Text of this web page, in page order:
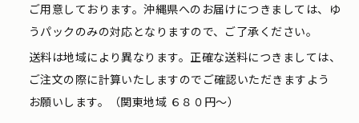
ご用意しております。沖縄県へのお届けにつきましては、ゆ
うパックのみの対応となりますので、ご了承ください。
送料は地域により異なります。正確な送料につきましては、
ご注文の際に計算いたしますのでご確認いただきますよう
お願いします。（関東地域 ６８０円〜）